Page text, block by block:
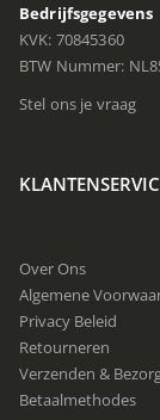
Bedrijfsgegevens
KVK: 70845360
BTW Nummer:
Stel ons je vraag
Over Ons
Algemene
Privacy Beleid
Retourneren
Verzenden &
Betaalmethodes